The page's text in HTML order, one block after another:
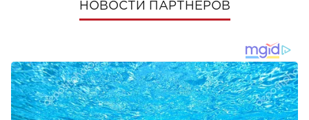
НОВОСТИ ПАРТНЕРОВ